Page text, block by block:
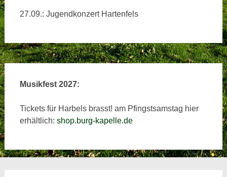
27.09.: Jugendkonzert Hartenfels
Musikfest 2027:
Tickets für Harbels brasst! am Pfingstsamstag hier
erhältlich: shop.burg-kapelle.de